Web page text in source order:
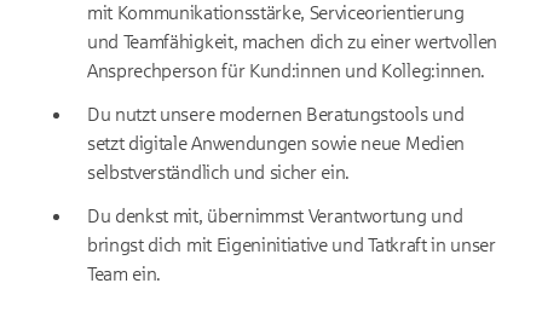
mit Kommunikationsstärke, Serviceorientierung
und Teamfähigkeit, machen dich zu einer wertvollen
Ansprechperson für Kund:innen und Kolleg:innen.
Du nutzt unsere modernen Beratungstools und
setzt digitale Anwendungen sowie neue Medien
selbstverständlich und sicher ein.
Du denkst mit, übernimmst Verantwortung und
bringst dich mit Eigeninitiative und Tatkraft in unser
Team ein.